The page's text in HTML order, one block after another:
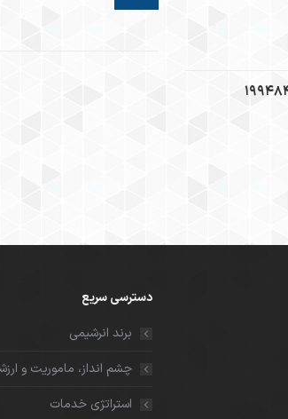
دسترسی سریع
برند انرشیمی
چشم انداز، ماموریت و
استراتژی خدمات